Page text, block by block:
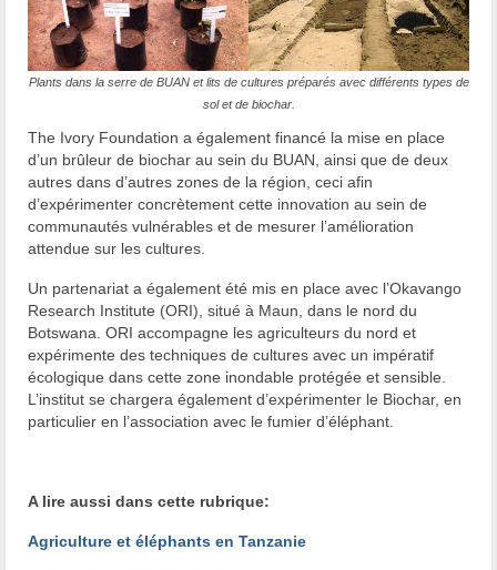
Plants dans la serre de BUAN et lits de cultures préparés avec différents types de
sol et de biochar.
The Ivory Foundation a également financé la mise en place
d’un brûleur de biochar au sein du BUAN, ainsi que de deux
autres dans d’autres zones de la région, ceci afin
d’expérimenter concrètement cette innovation au sein de
communautés vulnérables et de mesurer l’amélioration
attendue sur les cultures.
Un partenariat a également été mis en place avec l’Okavango
Research Institute (ORI), situé à Maun, dans le nord du
Botswana. ORI accompagne les agriculteurs du nord et
expérimente des techniques de cultures avec un impératif
écologique dans cette zone inondable protégée et sensible.
L’institut se chargera également d’expérimenter le Biochar, en
particulier en l’association avec le fumier d’éléphant.
A lire aussi dans cette rubrique:
Agriculture et éléphants en Tanzanie